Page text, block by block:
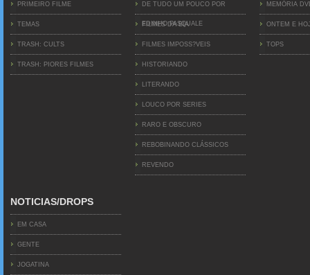
PRIMEIRO FILME
TEMAS
TRASH: CULTS
TRASH: PIORES FILMES
DE TUDO UM POUCO POR
EDINHO PASQUALE
FILMES DA BIA
FILMES IMPOSS?VEIS
HISTORIANDO
LITERANDO
LOUCO POR SERIES
RARO E OBSCURO
REBOBINANDO CLÁSSICOS
REVENDO
MEMÓRIA
ONTEM E
TOPS
NOTICIAS/DROPS
EM CASA
GENTE
JOGATINA